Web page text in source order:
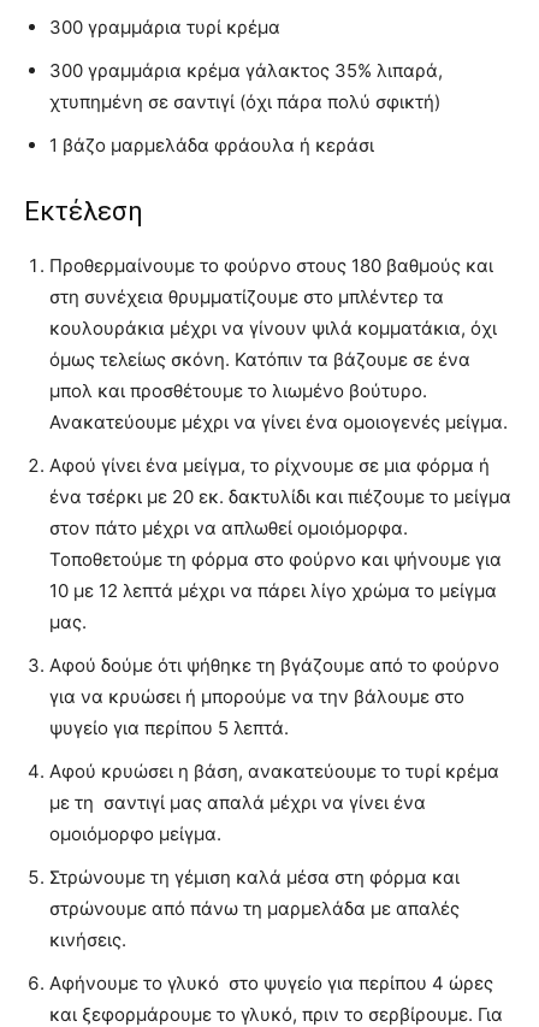
300 γραμμάρια τυρί κρέμα
300 γραμμάρια κρέμα γάλακτος 35% λιπαρά,
χτυπημένη σε σαντιγί (όχι πάρα πολύ σφικτή)
1 βάζο μαρμελάδα φράουλα ή κεράσι
Εκτέλεση
Προθερμαίνουμε το φούρνο στους 180 βαθμούς και
στη συνέχεια θρυμματίζουμε στο μπλέντερ τα
κουλουράκια μέχρι να γίνουν ψιλά κομματάκια, όχι
όμως τελείως σκόνη. Κατόπιν τα βάζουμε σε ένα
μπολ και προσθέτουμε το λιωμένο βούτυρο.
Ανακατεύουμε μέχρι να γίνει ένα ομοιογενές μείγμα.
Αφού γίνει ένα μείγμα, το ρίχνουμε σε μια φόρμα ή
ένα τσέρκι με 20 εκ. δακτυλίδι και πιέζουμε το μείγμα
στον πάτο μέχρι να απλωθεί ομοιόμορφα.
Τοποθετούμε τη φόρμα στο φούρνο και ψήνουμε για
10 με 12 λεπτά μέχρι να πάρει λίγο χρώμα το μείγμα
μας.
Αφού δούμε ότι ψήθηκε τη βγάζουμε από το φούρνο
για να κρυώσει ή μπορούμε να την βάλουμε στο
ψυγείο για περίπου 5 λεπτά.
Αφού κρυώσει η βάση, ανακατεύουμε το τυρί κρέμα
με τη σαντιγί μας απαλά μέχρι να γίνει ένα
ομοιόμορφο μείγμα.
Στρώνουμε τη γέμιση καλά μέσα στη φόρμα και
στρώνουμε από πάνω τη μαρμελάδα με απαλές
κινήσεις.
Αφήνουμε το γλυκό στο ψυγείο για περίπου 4 ώρες
και ξεφορμάρουμε το γλυκό, πριν το σερβίρουμε. Για